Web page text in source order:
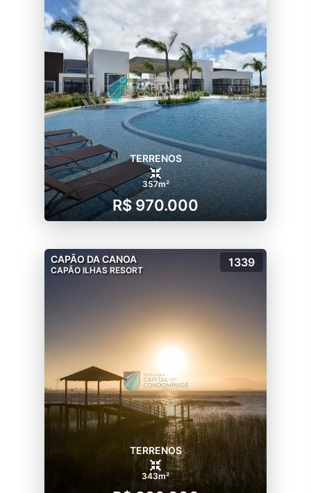
TERRENOS
357m²
R$ 970.000
CAPÃO DA CANOA
CAPÃO ILHAS RESORT
1339
TERRENOS
343m²